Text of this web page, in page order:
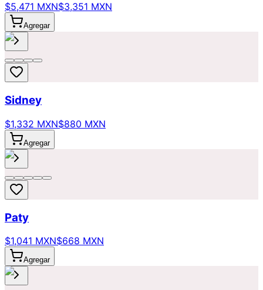
$5,471 MXN$3,351 MXN
Agregar
Sidney
$1,332 MXN$880 MXN
Agregar
Paty
$1,041 MXN$668 MXN
Agregar